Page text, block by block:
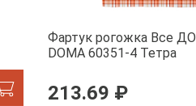
Фартук рогожка Все
DOMA 60351-4 Тетра
213.69 ₽